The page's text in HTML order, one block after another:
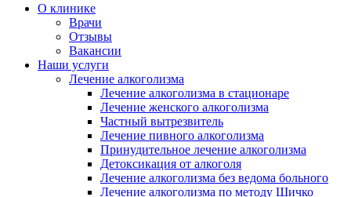
О клинике
Врачи
Отзывы
Вакансии
Наши услуги
Лечение алкоголизма
Лечение алкоголизма в стационаре
Лечение женского алкоголизма
Частный вытрезвитель
Лечение пивного алкоголизма
Принудительное лечение алкоголизма
Детоксикация от алкоголя
Лечение алкоголизма без ведома больного
Лечение алкоголизма по методу Шичко